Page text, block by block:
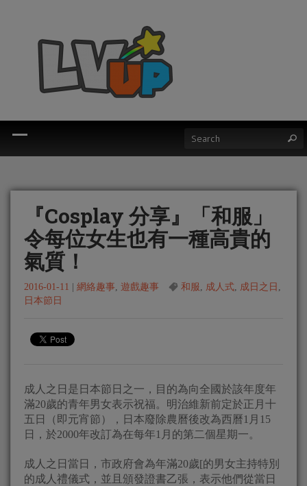
『Cosplay 分享』「和服」
令每位女生也有一種高貴的
氣質！
2016-01-11 網絡趣事, 遊戲趣事 和服, 成人式, 成日之日 ,
日本節日
成人之日‎是日本節日之一，目的為向全國於該年度年
滿20歲的青年男女表示祝福。明治維新前定於正月十
五日（即元宵節），日本廢除農曆後改為西曆1月15
日，於2000年改訂為在每年1月的第二個星期一。
成人之日當日，市政府會為年滿20歲[的男女主持特別
的成人禮儀式，並且頒發證書乙張，表示他們從當日